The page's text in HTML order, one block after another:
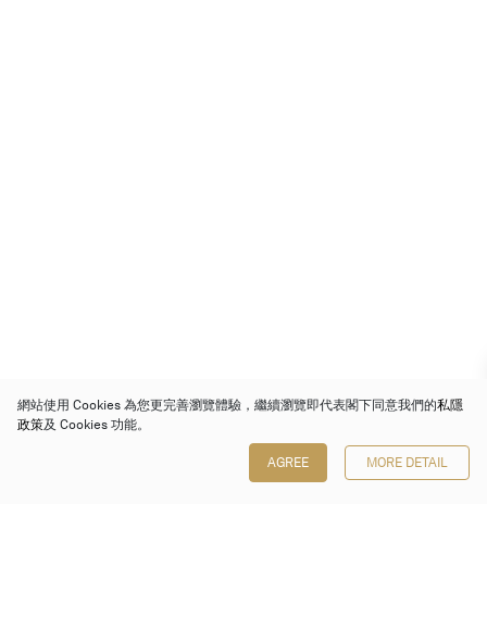
網站使用 Cookies 為您更完善瀏覽體驗，繼續瀏覽即代表閣下同意我們的私隱
政策及 Cookies 功能。
AGREE MORE DETAIL